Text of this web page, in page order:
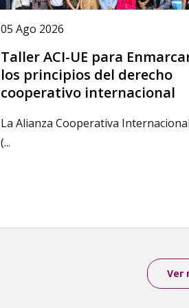
05 Ago 2026
Taller ACI-UE para
los principios del derecho
cooperativo internacional
La Alianza Cooperativa Internacional
(...
Ver